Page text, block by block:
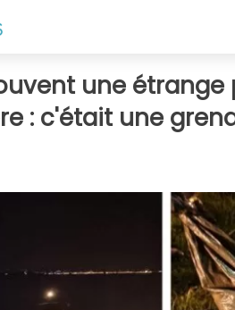
une
: c'était une